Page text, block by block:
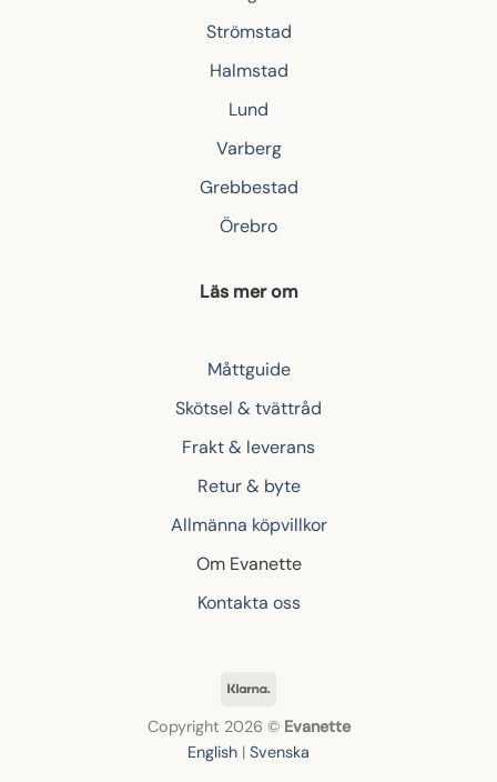
Strömstad
Halmstad
Lund
Varberg
Grebbestad
Örebro
Läs mer om
Måttguide
Skötsel & tvättråd
Frakt & leverans
Retur & byte
Allmänna köpvillkor
Om Evanette
Kontakta oss
Copyright 2026 © Evanette
English | Svenska